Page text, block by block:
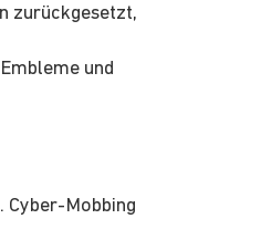
zurückgesetzt,
und
Cyber-Mobbing